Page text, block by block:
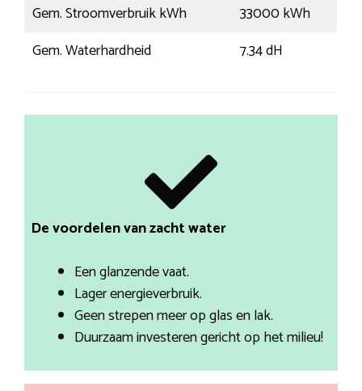
Gem. Stroomverbruik kWh
33000 kWh
Gem. Waterhardheid
7.34 dH
De voordelen van zacht water
Een glanzende vaat.
Lager energieverbruik.
Geen strepen meer op glas en lak.
Duurzaam investeren gericht op het milieu!